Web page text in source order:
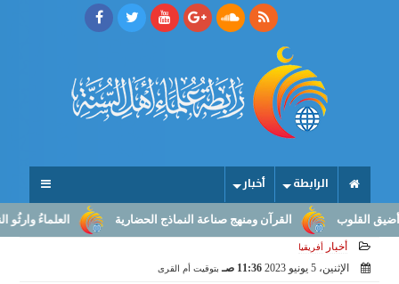
الرابطة أخبار
العلماءُ وارثُو القرآن ومنهج صناعة النماذج الحضارية
أخبار أفريقيا
الإثنين، 5 يونيو 2023 11:36 صـ بتوقيت أم القرى